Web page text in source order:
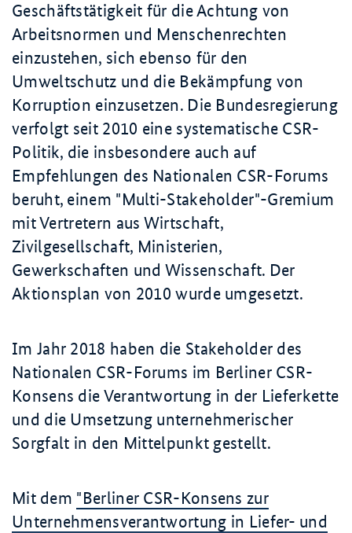
Geschäftstätigkeit für die Achtung von
Arbeitsnormen und Menschenrechten
einzustehen, sich ebenso für den
Umweltschutz und die Bekämpfung von
Korruption einzusetzen. Die Bundesregierung
verfolgt seit 2010 eine systematische CSR-
Politik, die insbesondere auch auf
Empfehlungen des Nationalen CSR-Forums
beruht, einem "Multi-Stakeholder"-Gremium
mit Vertretern aus Wirtschaft,
Zivilgesellschaft, Ministerien,
Gewerkschaften und Wissenschaft. Der
Aktionsplan von 2010 wurde umgesetzt.
Im Jahr 2018 haben die Stakeholder des
Nationalen CSR-Forums im Berliner CSR-
Konsens die Verantwortung in der Lieferkette
und die Umsetzung unternehmerischer
Sorgfalt in den Mittelpunkt gestellt.
Mit dem "Berliner CSR-Konsens zur
Unternehmensverantwortung in Liefer- und